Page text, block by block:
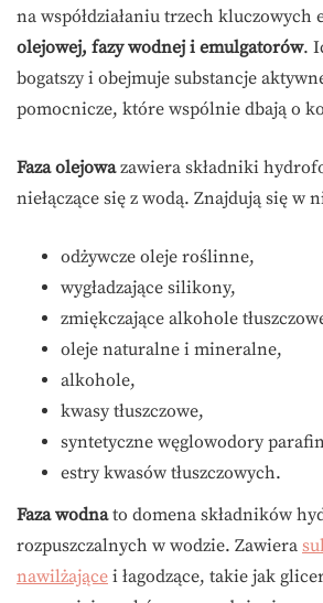
na współdziałaniu trzech kluczowych
olejowej, fazy wodnej i emulgatorów.
bogatszy i obejmuje substancje
pomocnicze, które wspólnie dbają o
Faza olejowazawiera składniki
niełączące się z wodą. Znajdują się w
odżywcze oleje roślinne,
wygładzające silikony,
zmiękczające alkohole
oleje naturalne i mineralne,
alkohole,
kwasy tłuszczowe,
syntetyczne węglowodory
estry kwasów tłuszczowych.
Faza wodnato domena składników
rozpuszczalnych w wodzie. Zawiera
nawilżające i łagodzące, takie jak